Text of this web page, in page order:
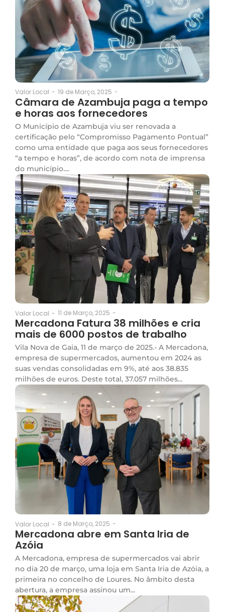
Valor Local - 19 de Março, 2025 -
Câmara de Azambuja paga a tempo
e horas aos fornecedores
O Município de Azambuja viu ser renovada a
certificação pelo “Compromisso Pagamento Pontual”
como uma entidade que paga aos seus fornecedores
“a tempo e horas”, de acordo com nota de imprensa
do município....
Valor Local - 11 de Março, 2025 -
Mercadona Fatura 38 milhões e cria
mais de 6000 postos de trabalho
Vila Nova de Gaia, 11 de março de 2025.- A Mercadona,
empresa de supermercados, aumentou em 2024 as
suas vendas consolidadas em 9%, até aos 38.835
milhões de euros. Deste total, 37.057 milhões...
Valor Local - 8 de Março, 2025 -
Mercadona abre em Santa Iria de
Azóia
A Mercadona, empresa de supermercados vai abrir
no dia 20 de março, uma loja em Santa Iria de Azóia, a
primeira no concelho de Loures. No âmbito desta
abertura, a empresa assinou um...